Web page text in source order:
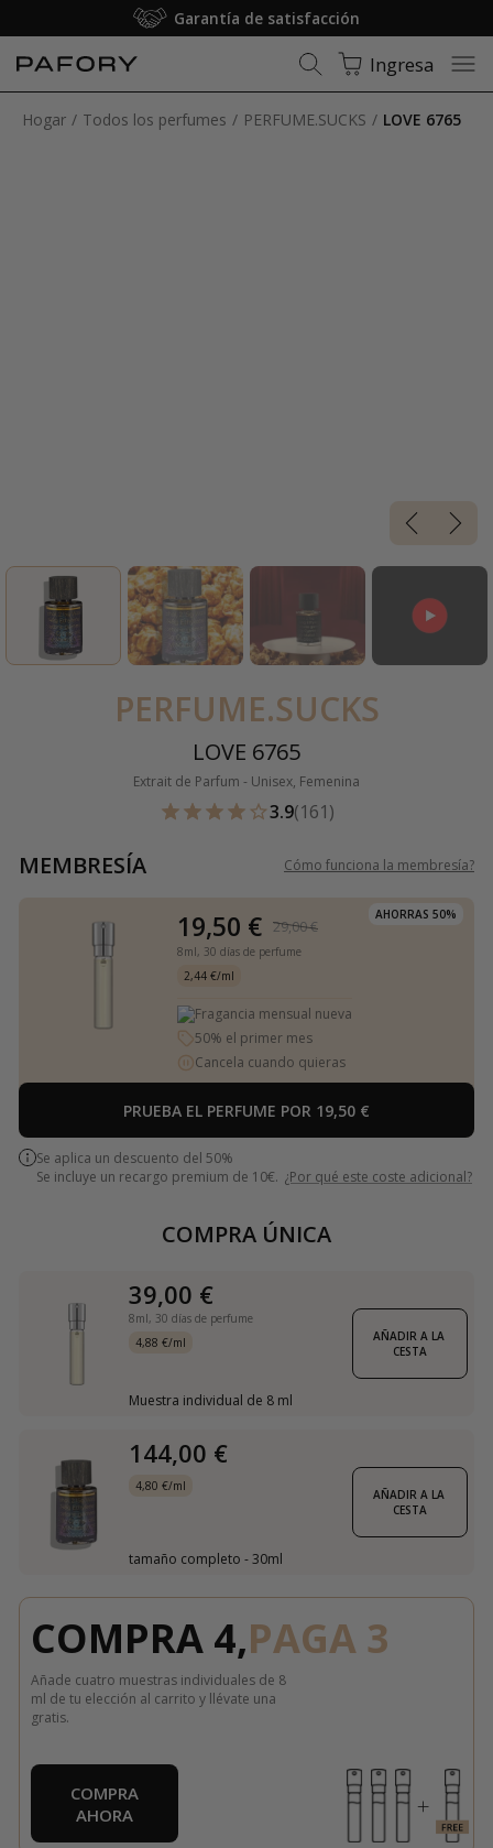
Garantía de satisfacción
Ingresa
Hogar Todos los perfumes PERFUME.SUCKS LOVE 6765
PERFUME.SUCKS
LOVE 6765
Extrait de Parfum - Unisex, Femenina
3.9(161)
MEMBRESÍA Cómo funciona la membresía?
AHORRAS 50%
19,50 € 29,00 €
8ml, 30 días de perfume
2,44 €/ml
Fragancia mensual nueva
50% el primer mes
Cancela cuando quieras
PRUEBA EL PERFUME POR 19,50 €
Se aplica un descuento del 50%
Se incluye un recargo premium de 10€. ¿Por qué este coste adicional?
COMPRA ÚNICA
39,00 €
8ml, 30 días de perfume
4,88 €/ml
Muestra individual de 8 ml
AÑADIR A LA
CESTA
144,00 €
4,80 €/ml
tamaño completo - 30ml
AÑADIR A LA
CESTA
COMPRA 4,PAGA 3
Añade cuatro muestras individuales de 8
ml de tu elección al carrito y llévate una
gratis.
COMPRA
AHORA